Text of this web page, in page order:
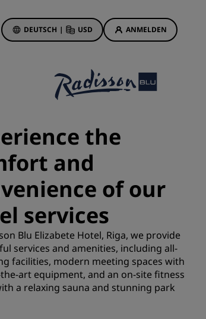
DEUTSCH | USD ANMELDEN
Hotelangebote
Bonus für die erste Buchung
Deals of the Day
Im Voraus buchen
Unsere Angebote anzeigen
Reisevorschläge
Familienfreundliche Hotels
Rad Pets
Hochzeitslocations
the
and
of our
services
Blu Elizabete Hotel, Riga, we provide
services and amenities, including all-
facilities, modern meeting spaces with
art equipment, and an on-site fitness
a relaxing sauna and stunning park